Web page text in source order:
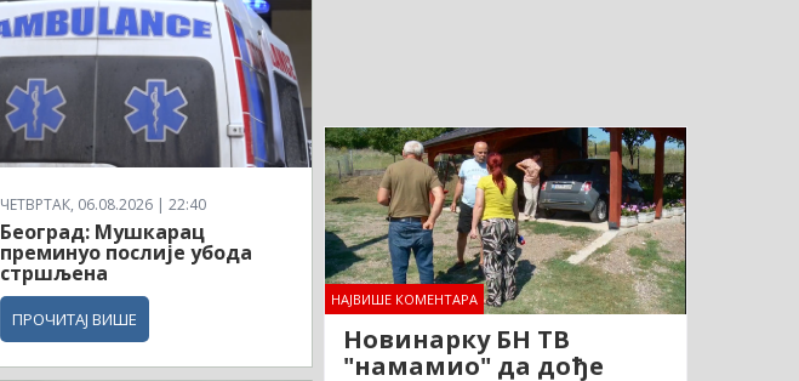
ЧЕТВРТАК, 06.08.2026 | 22:40
Београд: Мушкарац
преминуо послије убода
стршљена
ПРОЧИТАЈ ВИШЕ
НАЈВИШЕ КОМЕНТАРА
Новинарку БН ТВ
"намамио" да дође